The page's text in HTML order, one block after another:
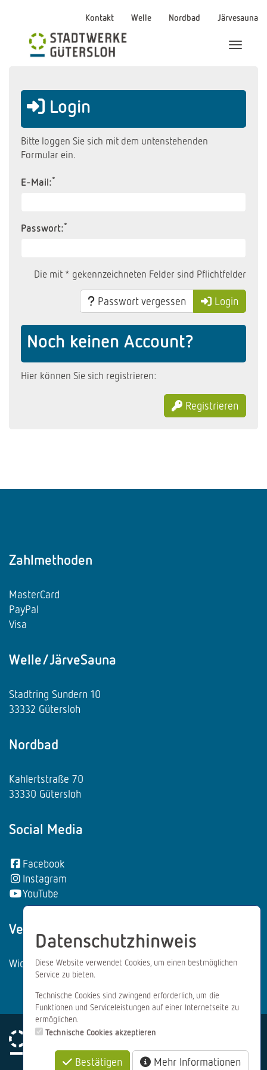
Kontakt Welle Nordbad Järvesauna
Menü
Login
Bitte loggen Sie sich mit dem untenstehenden
Formular ein.
E-Mail:*
Passwort:*
Die mit * gekennzeichneten Felder sind Pflichtfelder
Passwort vergessen Login
Noch keinen Account?
Hier können Sie sich registrieren:
Registrieren
Zahlmethoden
MasterCard
PayPal
Visa
Welle/JärveSauna
Stadtring Sundern 10
33332 Gütersloh
Nordbad
Kahlertstraße 70
33330 Gütersloh
Social Media
Facebook
Instagram
YouTube
Vertrag wiederrufen:
Widerrufsformular
Impressum Datenschutz AGB
Datenschutzhinweis
Diese Website verwendet Cookies, um einen bestmöglichen
Service zu bieten.
Technische Cookies sind zwingend erforderlich, um die
Funktionen und Serviceleistungen auf einer Internetseite zu
ermöglichen.
Technische Cookies akzeptieren
Bestätigen Mehr Informationen